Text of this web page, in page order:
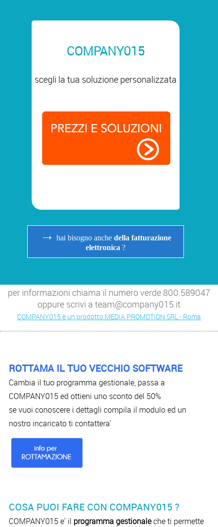
COMPANY015
scegli la tua soluzione personalizzata
→ hai bisogno anche della fatturazione
elettronica ?
per informazioni chiama il numero verde 800.589047
oppure scrivi a team@company015.it
COMPANY015 è un prodotto MEDIA PROMOTION SRL - Roma
ROTTAMA IL TUO VECCHIO SOFTWARE
Cambia il tuo programma gestionale, passa a
COMPANY015 ed ottieni uno sconto del 50%
se vuoi conoscere i dettagli compila il modulo ed un
nostro incaricato ti contattera'
COSA PUOI FARE CON COMPANY015 ?
COMPANY015 e' il programma gestionaleche ti permette